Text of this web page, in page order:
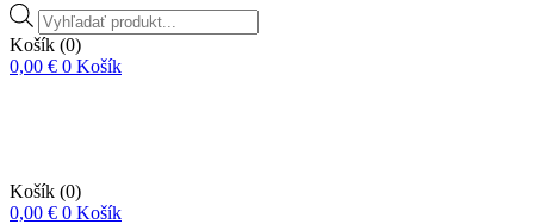
Vyhľadávanie
produktov
Košík (0)
0,00 € 0 Košík
Košík (0)
0,00 € 0 Košík